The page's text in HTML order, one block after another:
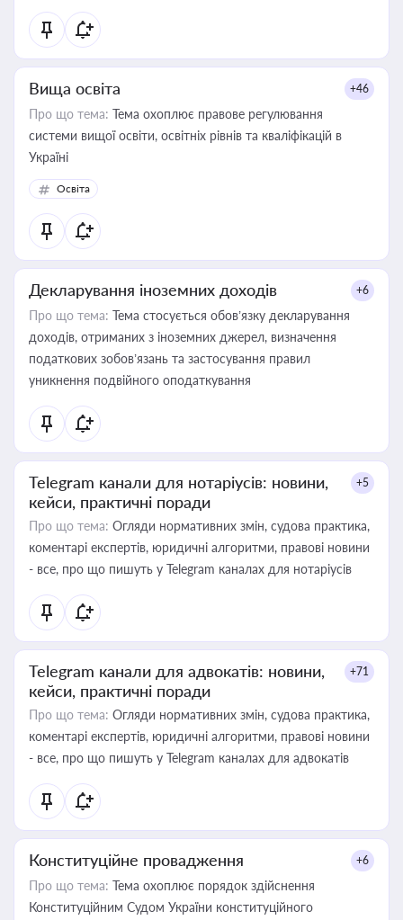
Вища освіта +46
Про що тема: Тема охоплює правове регулювання
системи вищої освіти, освітніх рівнів та кваліфікацій в
Україні
Освіта
Декларування іноземних доходів +6
Про що тема: Тема стосується обов’язку декларування
доходів, отриманих з іноземних джерел, визначення
податкових зобов’язань та застосування правил
уникнення подвійного оподаткування
Telegram канали для нотаріусів: новини,
кейси, практичні поради
+5
Про що тема: Огляди нормативних змін, судова практика,
коментарі експертів, юридичні алгоритми, правові новини
- все, про що пишуть у Telegram каналах для нотаріусів
Telegram канали для адвокатів: новини,
кейси, практичні поради
+71
Про що тема: Огляди нормативних змін, судова практика,
коментарі експертів, юридичні алгоритми, правові новини
- все, про що пишуть у Telegram каналах для адвокатів
Конституційне провадження +6
Про що тема: Тема охоплює порядок здійснення
Конституційним Судом України конституційного